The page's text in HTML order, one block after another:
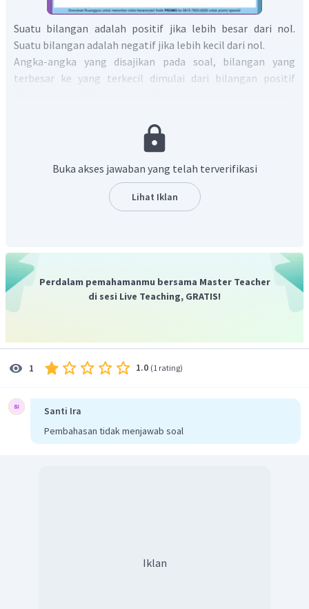
Suatu bilangan adalah positif jika lebih besar dari nol.
Suatu bilangan adalah negatif jika lebih kecil dari nol.
Angka-angka yang disajikan pada soal, bilangan yang
terbesar ke yang terkecil dimulai dari bilangan positif
Urutan bilangan yang benar dari yang terbesar ke yang
Jadi, jawaban yang tepat adalah B.
Buka akses jawaban yang telah terverifikasi
Lihat Iklan
Perdalam pemahamanmu bersama Master Teacher
di sesi Live Teaching, GRATIS!
1 1.0 (1 rating)
Santi Ira
Pembahasan tidak menjawab soal
Iklan